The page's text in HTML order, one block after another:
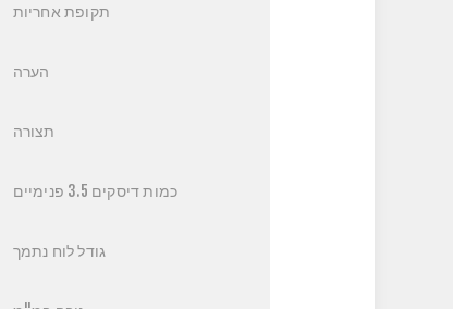
תקופת אחריות
הערה
תצורה
כמות דיסקים 3.5 פנימיים
גודל לוח נתמך